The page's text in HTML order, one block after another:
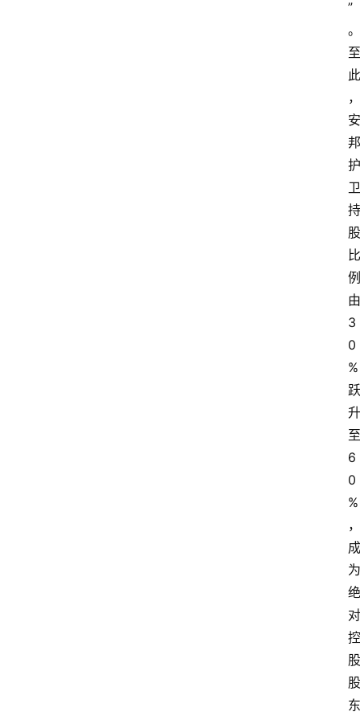
”
。
至
此
，
安
邦
护
卫
持
股
比
例
由
3
0
%
跃
升
至
6
0
%
，
成
为
绝
对
控
股
股
东